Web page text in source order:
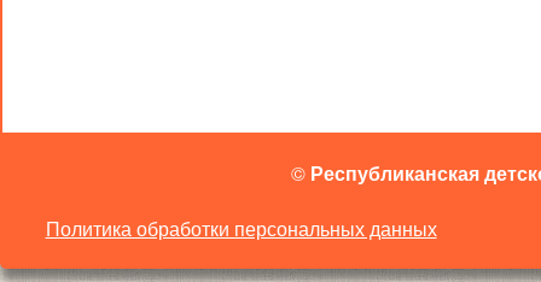
© Республиканская
Политика обработки персональных данных